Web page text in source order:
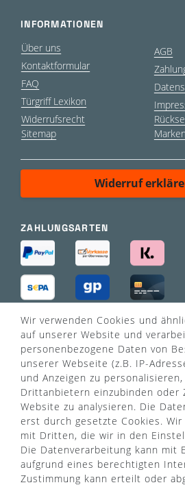
INFORMATIONEN
Über uns
Kontaktformular
FAQ
Türgriff Lexikon
Widerrufsrecht
Sitemap
AGB
Widerruf
ZAHLUNGSARTEN
VERSANDART
Wir verwenden Cookies und
auf unserer Website und
personenbezogene Daten von
unserer Webseite (z.B. IP-
und Anzeigen zu
Drittanbietern einzubinden oder
Website zu analysieren. Die
erst durch gesetzte Cookies.
mit Dritten, die wir in den
Die Datenverarbeitung kann mit
aufgrund eines berechtigten
Zustimmung kann erteilt oder